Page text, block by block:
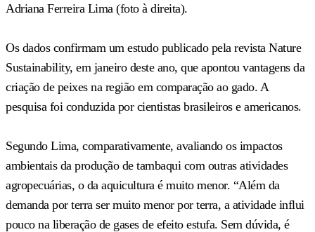
Adriana Ferreira Lima (foto à direita).
Os dados confirmam um estudo publicado pela revista Nature
Sustainability, em janeiro deste ano, que apontou vantagens da
criação de peixes na região em comparação ao gado. A
pesquisa foi conduzida por cientistas brasileiros e americanos.
Segundo Lima, comparativamente, avaliando os impactos
ambientais da produção de tambaqui com outras atividades
agropecuárias, o da aquicultura é muito menor. “Além da
demanda por terra ser muito menor por terra, a atividade influi
pouco na liberação de gases de efeito estufa. Sem dúvida, é